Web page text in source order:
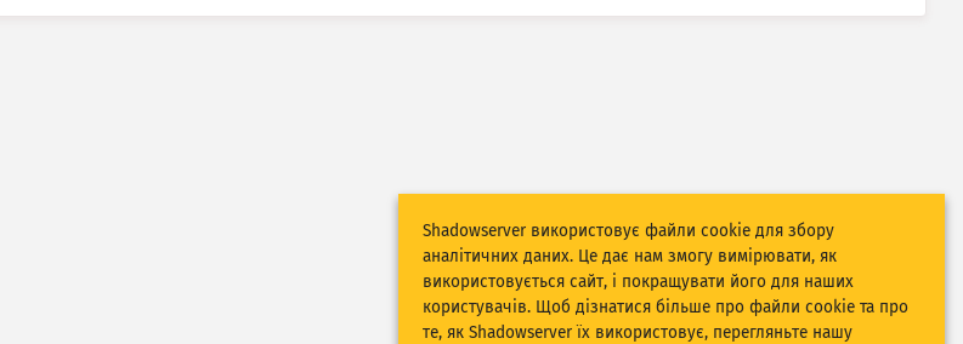
Shadowserver використовує файли cookie для збору
аналітичних даних. Це дає нам змогу вимірювати, як
використовується сайт, і покращувати його для наших
користувачів. Щоб дізнатися більше про файли cookie та про
те, як Shadowserver їх використовує, перегляньте нашу